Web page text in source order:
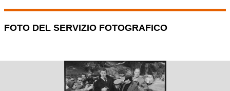
FOTO DEL SERVIZIO FOTOGRAFICO